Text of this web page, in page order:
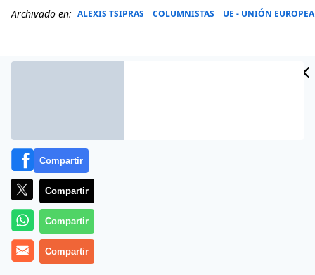
Archivado en: ALEXIS TSIPRAS COLUMNISTAS UE - UNIÓN EUROPEA
El repaso de Junkers, presidente de la Comisión
Europea al Gobierno griego, ha sido antológico. Ha
Compartir
Compartir
Compartir
Compartir